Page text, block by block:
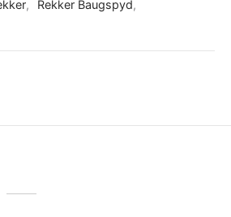
, Rekker Baugspyd,